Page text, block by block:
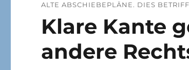
ALTE ABSCHIEBEPLÄNE. DIES
Klare Kante
andere